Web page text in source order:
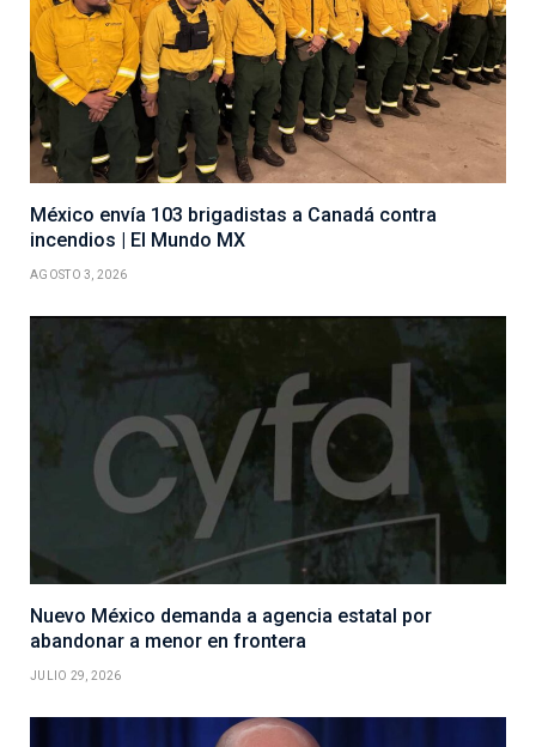
México envía 103 brigadistas a Canadá contra
incendios | El Mundo MX
AGOSTO 3, 2026
Nuevo México demanda a agencia estatal por
abandonar a menor en frontera
JULIO 29, 2026